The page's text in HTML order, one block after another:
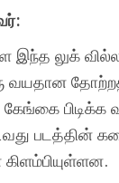
இந்த லுக்
பிடிக்க
படத்தின்